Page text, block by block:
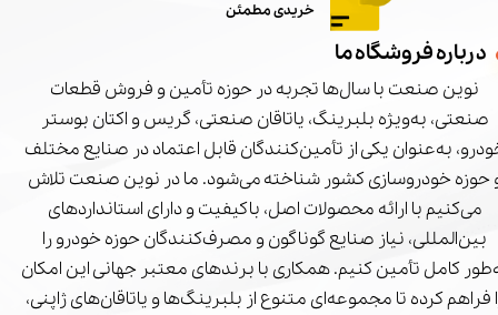
خریدی مطمئن
درباره فروشگاه ما
نوین صنعت با سال‌ها تجربه در حوزه تأمین و فروش قطعات
صنعتی، به‌ویژه بلبرینگ، یاتاقان صنعتی، گریس و اکتان بوستر
به‌عنوان یکی از تأمین‌کنندگان قابل اعتماد در صنایع مختلف
حوزه خودروسازی کشور شناخته می‌شود. ما در نوین صنعت تلاش
می‌کنیم با ارائه محصولات اصل، باکیفیت و دارای استانداردهای
بین‌المللی، نیاز صنایع گوناگون و مصرف‌کنندگان حوزه خودرو را
کامل تأمین کنیم. همکاری با برندهای معتبر جهانی این امکان
فراهم کرده تا مجموعه‌ای متنوع از بلبرینگ‌ها و یاتاقان‌های ژاپنی،